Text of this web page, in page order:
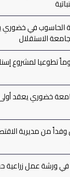
الحاسوب في خضوري
الاستقلال
تطوعيا لمشروع
خضوري يعقد
وفداً من مديرية
ورشة عمل زراعية